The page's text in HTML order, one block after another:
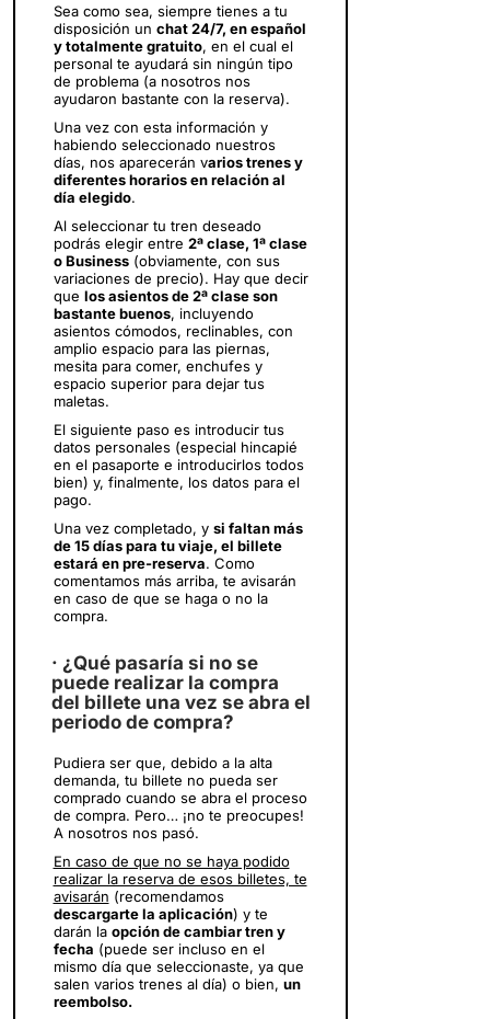
Sea como sea, siempre tienes a tu
disposición un chat 24/7, en español
y totalmente gratuito, en el cual el
personal te ayudará sin ningún tipo
de problema (a nosotros nos
ayudaron bastante con la reserva).
Una vez con esta información y
habiendo seleccionado nuestros
días, nos aparecerán varios trenes y
diferentes horarios en relación al
día elegido.
Al seleccionar tu tren deseado
podrás elegir entre 2ª clase, 1ª clase
o Business(obviamente, con sus
variaciones de precio). Hay que decir
que los asientos de 2ª clase son
bastante buenos, incluyendo
asientos cómodos, reclinables, con
amplio espacio para las piernas,
mesita para comer, enchufes y
espacio superior para dejar tus
maletas.
El siguiente paso es introducir tus
datos personales (especial hincapié
en el pasaporte e introducirlos todos
bien) y, finalmente, los datos para el
pago.
Una vez completado, y si faltan más
de 15 días para tu viaje, el billete
estará en pre-reserva. Como
comentamos más arriba, te avisarán
en caso de que se haga o no la
compra.
· ¿Qué pasaría si no se
puede realizar la compra
del billete una vez se abra el
periodo de compra?
Pudiera ser que, debido a la alta
demanda, tu billete no pueda ser
comprado cuando se abra el proceso
de compra. Pero… ¡no te preocupes!
A nosotros nos pasó.
En caso de que no se haya podido
realizar la reserva de esos billetes, te
avisarán (recomendamos
descargarte la aplicación) y te
darán la opción de cambiar tren y
fecha (puede ser incluso en el
mismo día que seleccionaste, ya que
salen varios trenes al día) o bien, un
reembolso.